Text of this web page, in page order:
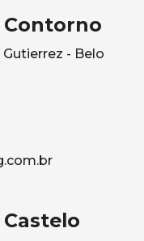
- Belo